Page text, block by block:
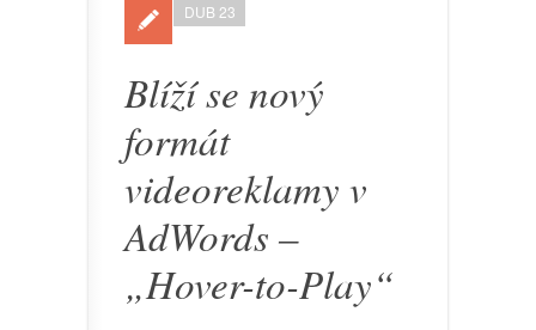
Blíží se nový
formát
videoreklamy v
AdWords –
„Hover-to-Play“
DUB 23